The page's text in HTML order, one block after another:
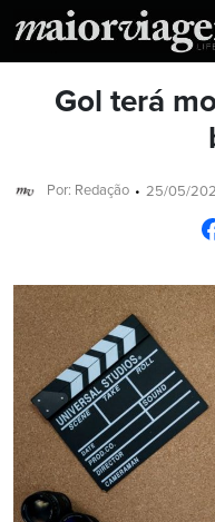
Gol terá
Por: Redação 25/05/